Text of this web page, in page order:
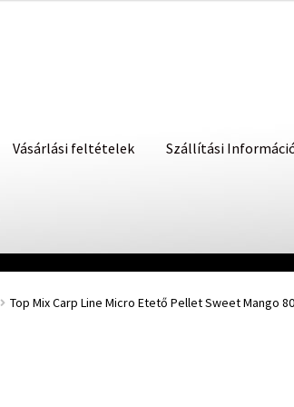
Vásárlási feltételek Szállítási
Top Mix Carp Line Micro Etető Pellet Sweet Mango